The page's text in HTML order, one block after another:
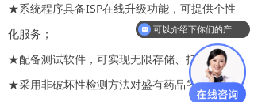
★系统程序具备ISP在线升级功能，可提供个性
化服务；
★配备测试软件，可实现无限存储、打印；
★采用非破坏性检测方法对盛有药品的包装进行
可以介绍下你们的产品么